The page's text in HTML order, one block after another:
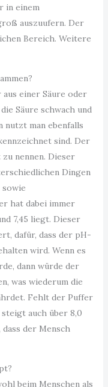
in einem
auszuufern. Der
Bereich. Weitere
einer Säure oder
Säure schwach und
nutzt man ebenfalls
sind. Der
nennen. Dieser
Dingen
sowie
hat dabei immer
7,45 liegt. Dieser
dafür, dass der pH-
wird. Wenn es
dann würde der
was wiederum die
Fehlt der Puffer
auch über 8,0
der Mensch
beim Menschen als